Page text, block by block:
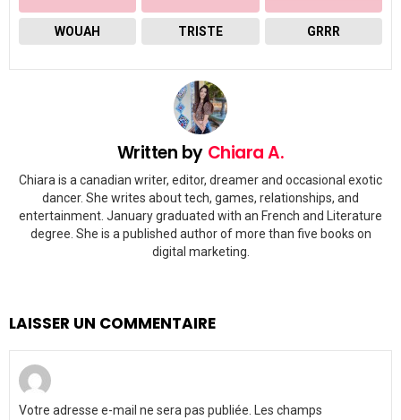
WOUAH TRISTE GRRR
Written by Chiara A.
Chiara is a canadian writer, editor, dreamer and occasional exotic
dancer. She writes about tech, games, relationships, and
entertainment. January graduated with an French and Literature
degree. She is a published author of more than five books on
digital marketing.
LAISSER UN COMMENTAIRE
Votre adresse e-mail ne sera pas publiée.
Les champs